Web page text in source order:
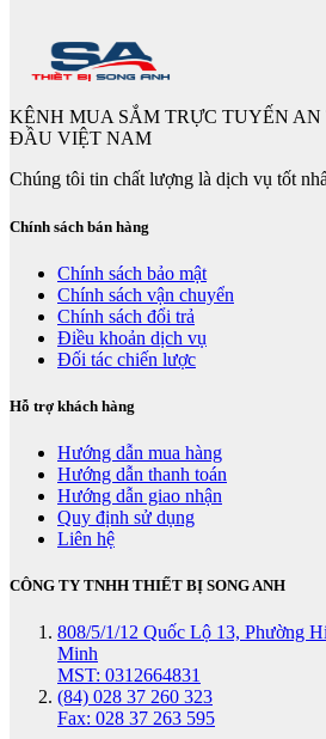
KÊNH MUA SẮM TRỰC TUYẾN
ĐẦU VIỆT NAM
Chúng tôi tin chất lượng là dịch vụ tốt
Chính sách bán hàng
Chính sách bảo mật
Chính sách vận chuyển
Chính sách đổi trả
Điều khoản dịch vụ
Đối tác chiến lược
Hỗ trợ khách hàng
Hướng dẫn mua hàng
Hướng dẫn thanh toán
Hướng dẫn giao nhận
Quy định sử dụng
Liên hệ
CÔNG TY TNHH THIẾT BỊ SONG ANH
808/5/1/12 Quốc Lộ 13, Phường
Minh
MST: 0312664831
(84) 028 37 260 323
Fax: 028 37 263 595